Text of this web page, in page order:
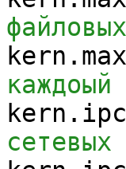
сетевых